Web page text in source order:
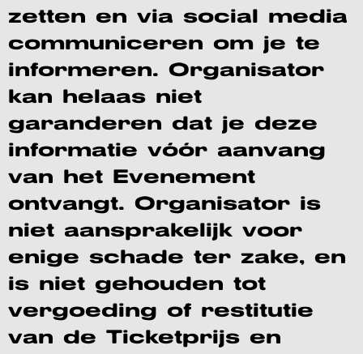
zetten en via social media
communiceren om je te
informeren. Organisator
kan helaas niet
garanderen dat je deze
informatie vóór aanvang
van het Evenement
ontvangt. Organisator is
niet aansprakelijk voor
enige schade ter zake, en
is niet gehouden tot
vergoeding of restitutie
van de Ticketprijs en